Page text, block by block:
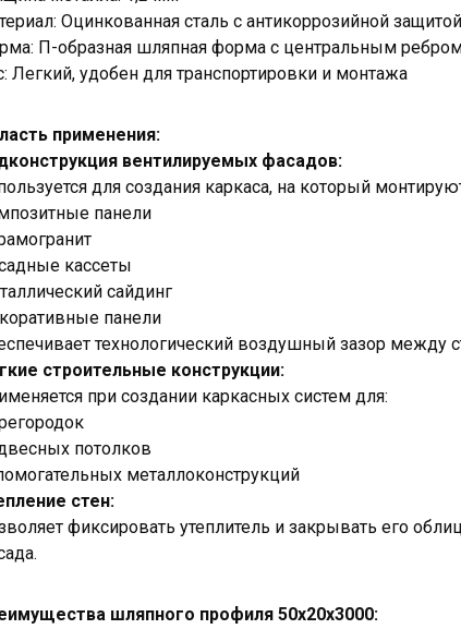
Оцинкованная сталь с антикоррозийной защитой
П-образная шляпная форма с центральным
Легкий, удобен для транспортировки и монтажа
применения:
вентилируемых фасадов:
для создания каркаса, на который
панели
кассеты
сайдинг
панели
технологический воздушный зазор между
строительные конструкции:
при создании каркасных систем для:
потолков
металлоконструкций
стен:
фиксировать утеплитель и закрывать его
шляпного профиля 50х20х3000: